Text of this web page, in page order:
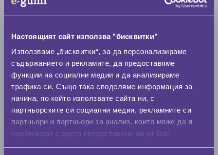
Настоящият сайт използва "бисквитки"
Използваме „бисквитки“, за да персонализираме
съдържанието и рекламите, да предоставяме
функции на социални медии и да анализираме
трафика си. Също така споделяме информация за
начина, по който използвате сайта ни, с
партньорските си социални медии, рекламните си
партньори и партньори за анализ, които може да я
комбинират с друга предоставена им от Вас
Нов размер
Стар размер
0 мм.